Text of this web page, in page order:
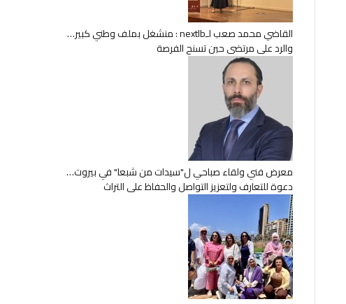
القاضي محمد صعب لـnextlb : منشغل بملف وطني كبير…
والرد على مرتضى حين تسنح الفرصة
معرض فني ولقاء صباحي ل"سيدات من شبعا" في بيروت…
دعوة للتعارف ولتعزيز التواصل والحفاظ على التراث